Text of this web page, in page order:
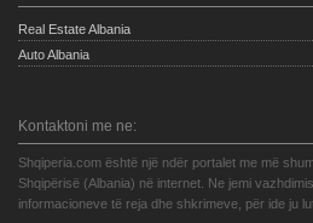
Real Estate Albania
Auto Albania
Kontaktoni me ne:
Shqiperia.com është një ndër portalet me më
Shqipërisë (Albania) në internet. Ne jemi
informacioneve të reja dhe shkrimeve, për ide ju